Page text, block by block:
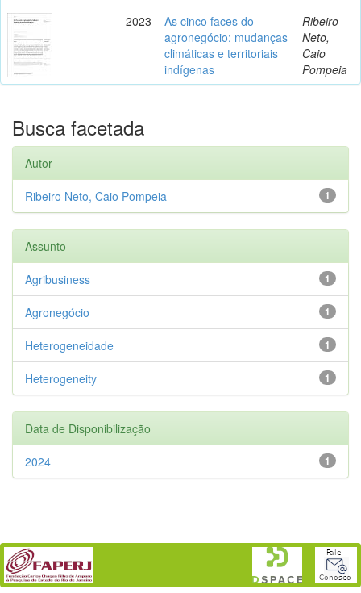
2023
As cinco faces do
agronegócio: mudanças
climáticas e territoriais
indígenas
Ribeiro
Neto,
Caio
Pompeia
Busca facetada
Autor
1
Ribeiro Neto, Caio Pompeia
Assunto
1
Agribusiness
1
Agronegócio
1
Heterogeneidade
1
Heterogeneity
Data de Disponibilização
1
2024